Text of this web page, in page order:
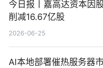
今日报丨嘉高达资本因
削减16.67亿股
2026-06-25
AI本地部署催热服务器